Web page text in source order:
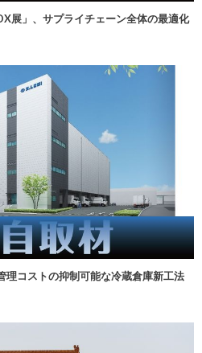
展」、サプライチェーン全体の最適化
理コストの抑制可能な冷蔵倉庫新工法